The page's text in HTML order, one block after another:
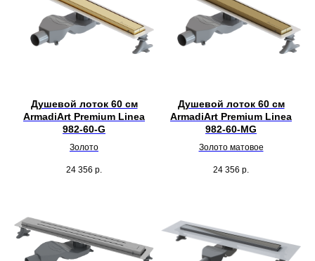
Душевой лоток 60 см
ArmadiArt Premium Linea
982-60-G
Золото
24 356 р.
Душевой лоток 60 см
ArmadiArt Premium Linea
982-60-MG
Золото матовое
24 356 р.